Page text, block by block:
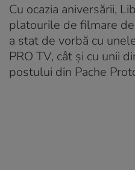
Cu ocazia aniversării,
platourile de filmare
a stat de vorbă cu
PRO TV, cât și cu unii
postului din Pache